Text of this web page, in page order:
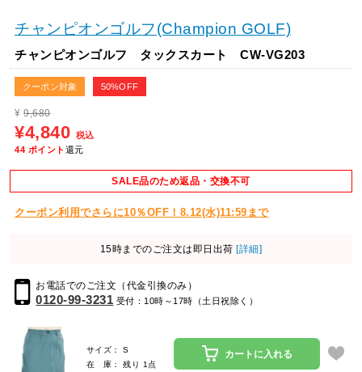
チャンピオンゴルフ(Champion GOLF)
チャンピオンゴルフ タックスカート CW-VG203
クーポン対象 50%OFF
¥ 9,680
¥4,840 税込
44 ポイント 還元
SALE品のため返品・交換不可
クーポン利用でさらに10％OFF！8.12(水)11:59まで
15時までのご注文は即日出荷 [詳細]
お電話でのご注文（代金引換のみ）
0120-99-3231 受付：10時～17時（土日祝除く）
サイズ： S
在 庫： 残り 1点
カートに入れる